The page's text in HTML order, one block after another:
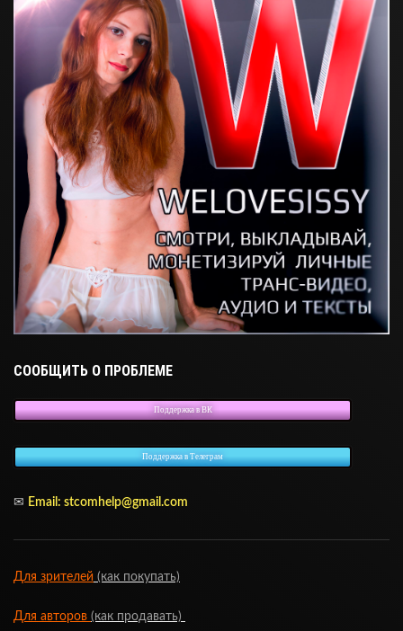
СООБЩИТЬ О ПРОБЛЕМЕ
Поддержка в ВК
Поддержка в Телеграм
✉ Email: stcomhelp@gmail.com
Для зрителей (как покупать)
Для авторов (как продавать)